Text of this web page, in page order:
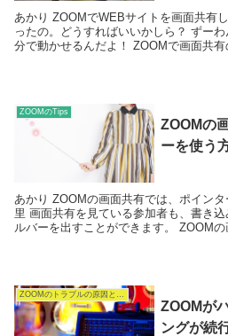
あかり ZOOMでWEBサイトを画面共有した時、ツールバーがじゃまだ
ったの。どうすればいいかしら？ ずーわん ZOOMのツールバーは、自
分で動かせるんだよ！ ZOOMで画面共有のとき、ツールバーがじゃ
ZOOMのTips
ZOOMの
ーを使う
あかり ZOOMの画面共有では、ポインターを使うことができます。 明
里 画面共有を見ている参加者も、書き込みやポインターができるツー
ルバーを出すことができます。 ZOOMの画面共有で赤いポインターを
ZOOMが
ングが続